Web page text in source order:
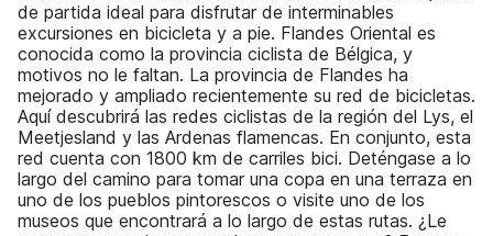
de partida ideal para disfrutar de interminables
excursiones en bicicleta y a pie. Flandes Oriental es
conocida como la provincia ciclista de Bélgica, y
motivos no le faltan. La provincia de Flandes ha
mejorado y ampliado recientemente su red de bicicletas.
Aquí descubrirá las redes ciclistas de la región del Lys, el
Meetjesland y las Ardenas flamencas. En conjunto, esta
red cuenta con 1800 km de carriles bici. Deténgase a lo
largo del camino para tomar una copa en una terraza en
uno de los pueblos pintorescos o visite uno de los
museos que encontrará a lo largo de estas rutas. ¿Le